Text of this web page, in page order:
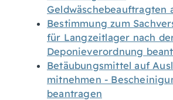
Geldwäschebeauftragten
Bestimmung zum
für Langzeitlager nach
Deponieverordnung
Betäubungsmittel auf
mitnehmen -
beantragen